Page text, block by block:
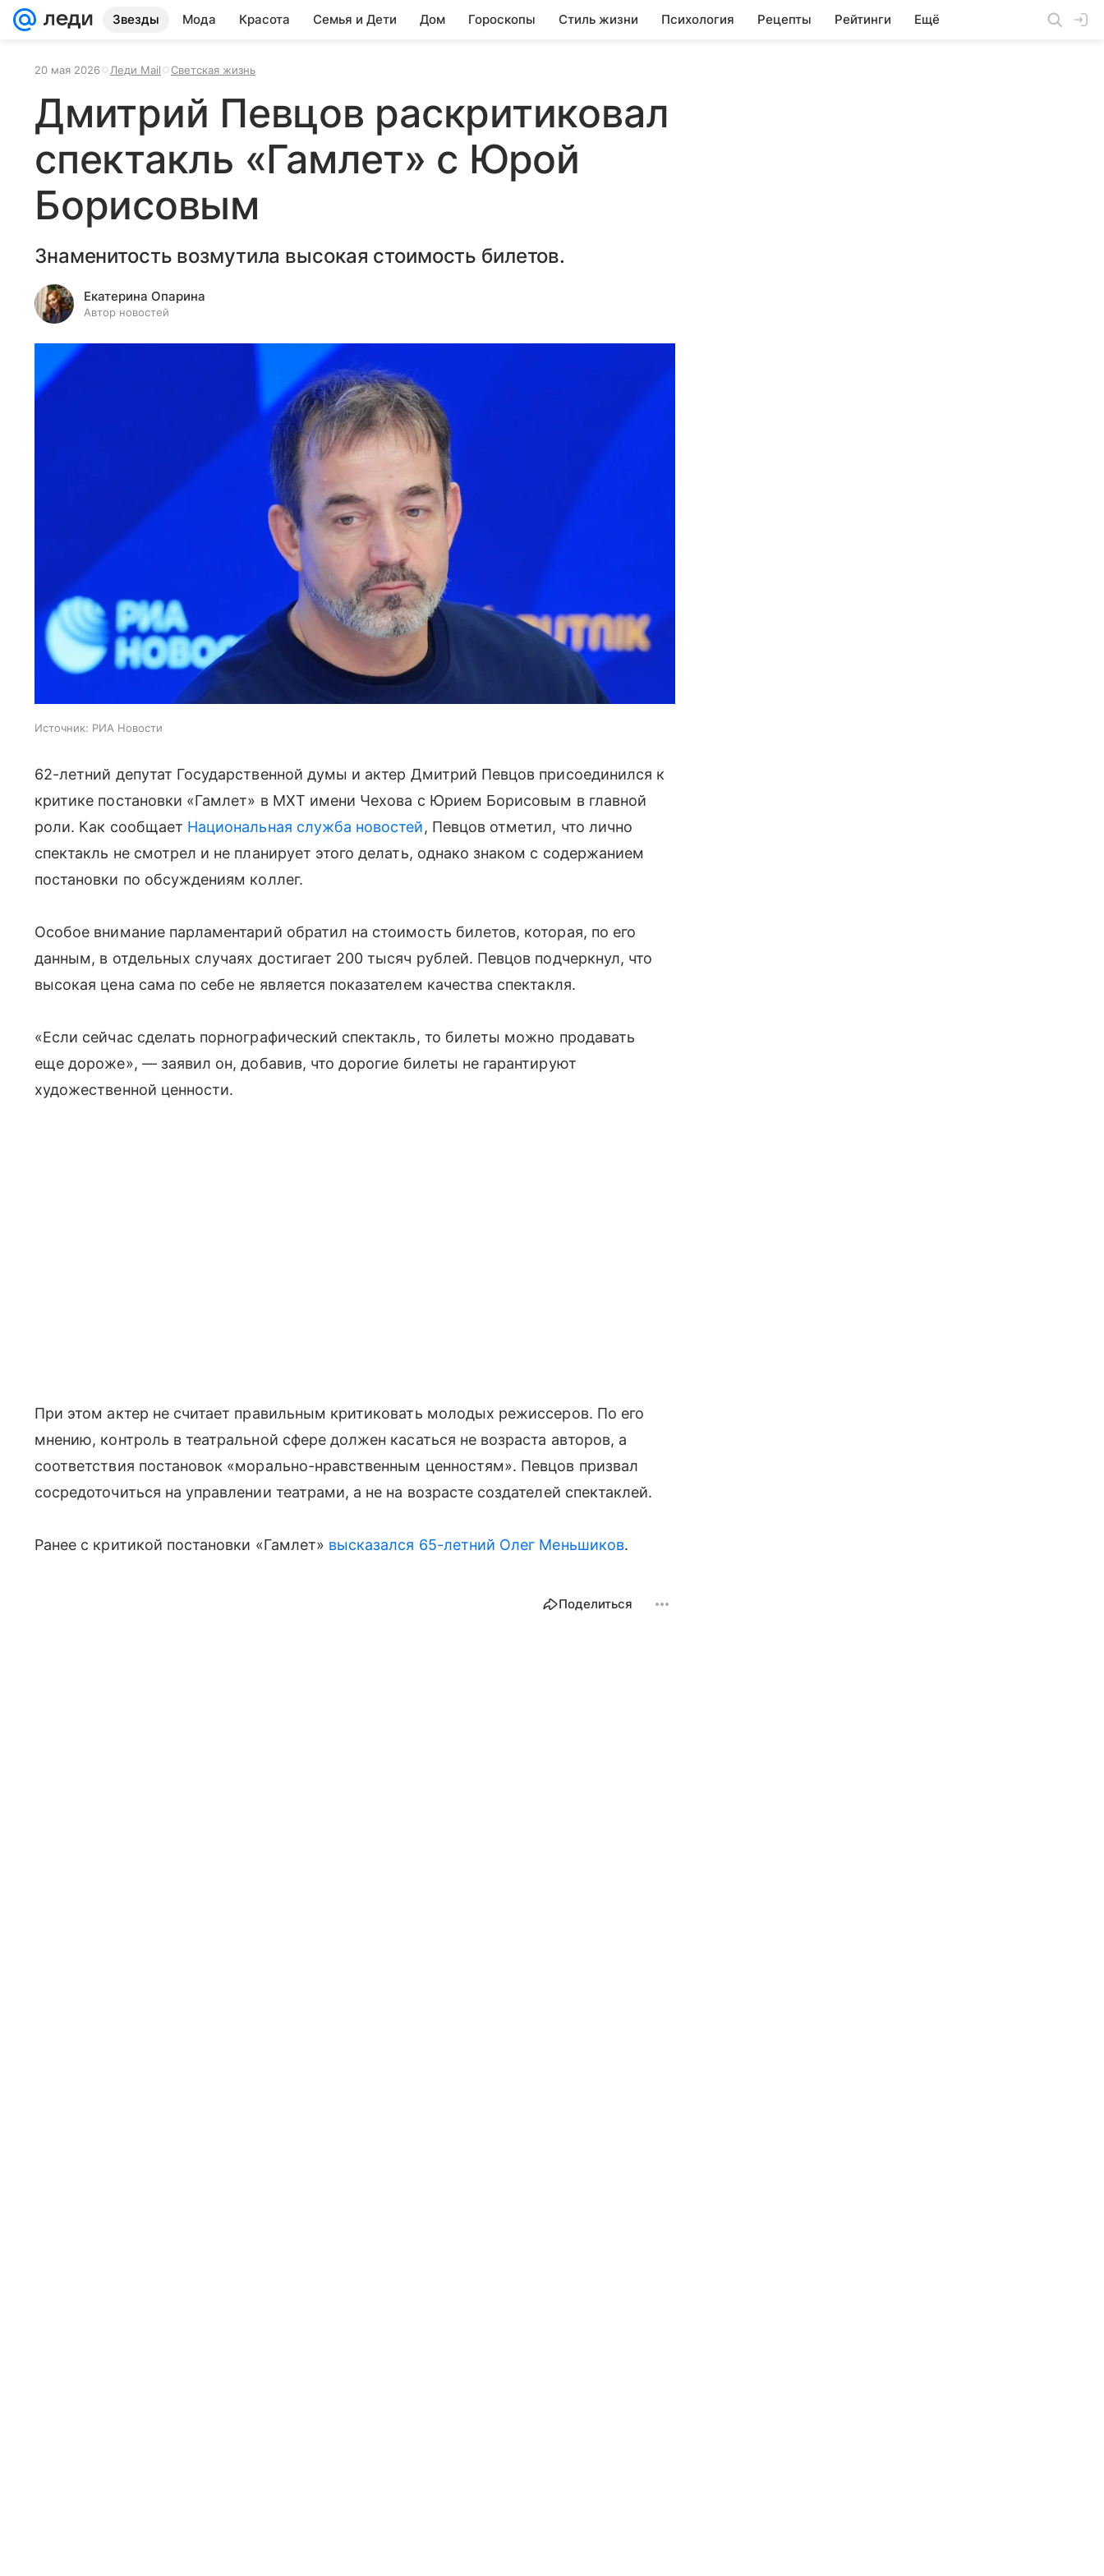
Звезды Мода Красота Семья и Дети Дом Гороскопы Стиль жизни Психология Рецепты Рейтинги Ещё
20 мая 2026 Леди Mail Светская жизнь
Дмитрий Певцов раскритиковал
спектакль «Гамлет» с Юрой
Борисовым
Знаменитость возмутила высокая стоимость билетов.
Екатерина Опарина
Автор новостей
Источник: РИА Новости
62-летний депутат Государственной думы и актер Дмитрий Певцов присоединился к
критике постановки «Гамлет» в МХТ имени Чехова с Юрием Борисовым в главной
роли. Как сообщает Национальная служба новостей, Певцов отметил, что лично
спектакль не смотрел и не планирует этого делать, однако знаком с содержанием
постановки по обсуждениям коллег.
Особое внимание парламентарий обратил на стоимость билетов, которая, по его
данным, в отдельных случаях достигает 200 тысяч рублей. Певцов подчеркнул, что
высокая цена сама по себе не является показателем качества спектакля.
«Если сейчас сделать порнографический спектакль, то билеты можно продавать
еще дороже», — заявил он, добавив, что дорогие билеты не гарантируют
художественной ценности.
При этом актер не считает правильным критиковать молодых режиссеров. По его
мнению, контроль в театральной сфере должен касаться не возраста авторов, а
соответствия постановок «морально-нравственным ценностям». Певцов призвал
сосредоточиться на управлении театрами, а не на возрасте создателей спектаклей.
Ранее с критикой постановки «Гамлет» высказался 65-летний Олег Меньшиков.
Поделиться